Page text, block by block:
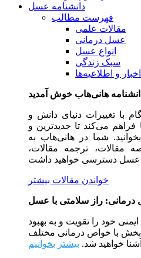
دانشنامه عسل
فهرست مطالب
مقالات علمی
عسل درمانی
انواع عسل
سبک زندگی
اخبار و اطلاعیه‌ها
هانی‌هاب خوش آمدید
با تغییرات دنیای دانش و
می‌کند تا جدیدترین و
شما در هانی‌هاب به
مقالات، ترجمه مقالات،
خواندن مقالات بیشتر
راز سلامتی با عسل
خود را تقویت و به بهبود
بخش با خواص درمانی مختلف
خواهید شد.